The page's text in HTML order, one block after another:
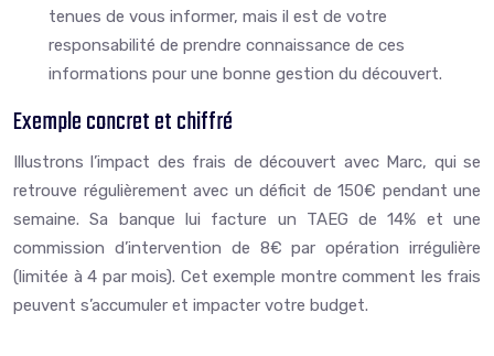
tenues de vous informer, mais il est de votre
responsabilité de prendre connaissance de ces
informations pour une bonne gestion du découvert.
Exemple concret et chiffré
Illustrons l’impact des frais de découvert avec Marc, qui se
retrouve régulièrement avec un déficit de 150€ pendant une
semaine. Sa banque lui facture un TAEG de 14% et une
commission d’intervention de 8€ par opération irrégulière
(limitée à 4 par mois). Cet exemple montre comment les frais
peuvent s’accumuler et impacter votre budget.